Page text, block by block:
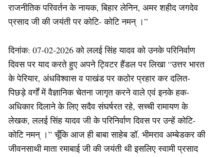
राजनीतिक परिवर्तन के नायक, बिहार लेनिन, अमर शहीद जगदेव
प्रसाद जी की जयंती पर कोटि- कोटि नमन् ।”
दिनांक: 07-02-2026 को ललई सिंह यादव को उनके परिनिर्वाण
दिवस पर याद करते हुए अपने ट्विटर हैंडल पर लिखा “उत्तर भारत
के पेरियार, अंधविश्वास व पाखंड पर कठोर प्रहार कर दलित-
पिछड़े वर्गों में वैज्ञानिक चेतना जागृत करने वाले एवं इनके हक-
अधिकार दिलाने के लिए सदैव संघर्षरत रहे, सच्ची रामायण के
लेखक, ललई सिंह यादव जी के परिनिर्वाण दिवस पर उन्हें कोटि-
कोटि नमन् ।” चूँकि आज ही बाबा साहेब डॉ. भीमराव अम्बेडकर की
जीवनसाथी माता रमाबाई जी की जयंती थी इसलिए स्वामी प्रसाद